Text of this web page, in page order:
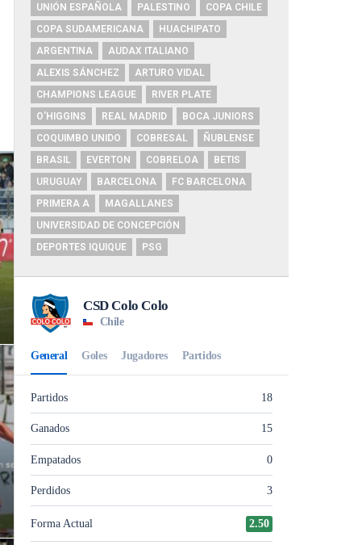
UNIÓN ESPAÑOLA
PALESTINO
COPA CHILE
COPA SUDAMERICANA
HUACHIPATO
ARGENTINA
AUDAX ITALIANO
ALEXIS SÁNCHEZ
ARTURO VIDAL
CHAMPIONS LEAGUE
RIVER PLATE
O'HIGGINS
REAL MADRID
BOCA JUNIORS
COQUIMBO UNIDO
COBRESAL
ÑUBLENSE
BRASIL
EVERTON COBRELOA
BETIS
URUGUAY
BARCELONA
FC BARCELONA
PRIMERA A
MAGALLANES
UNIVERSIDAD DE CONCEPCIÓN
DEPORTES IQUIQUE
PSG